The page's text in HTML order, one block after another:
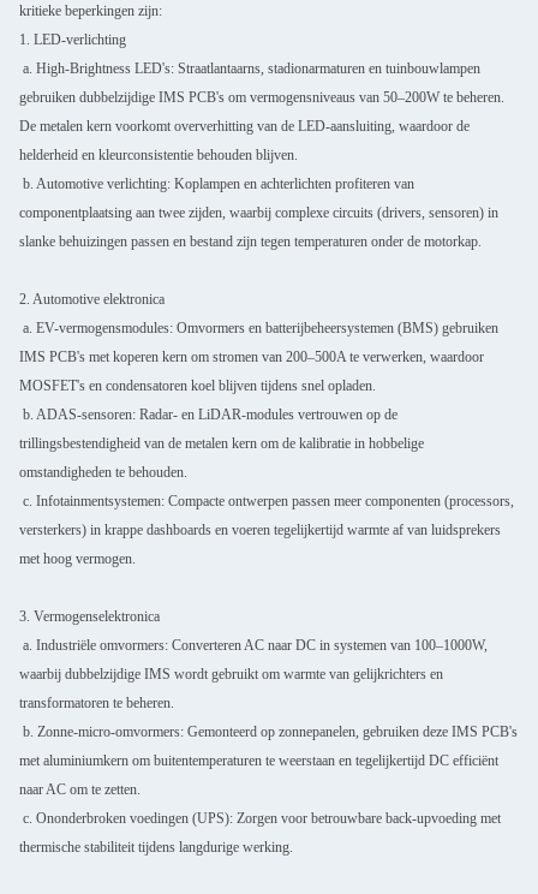
kritieke beperkingen zijn:
1. LED-verlichting
a. High-Brightness LED's: Straatlantaarns, stadionarmaturen en tuinbouwlampen
gebruiken dubbelzijdige IMS PCB's om vermogensniveaus van 50–200W te beheren.
De metalen kern voorkomt oververhitting van de LED-aansluiting, waardoor de
helderheid en kleurconsistentie behouden blijven.
b. Automotive verlichting: Koplampen en achterlichten profiteren van
componentplaatsing aan twee zijden, waarbij complexe circuits (drivers, sensoren) in
slanke behuizingen passen en bestand zijn tegen temperaturen onder de motorkap.
2. Automotive elektronica
a. EV-vermogensmodules: Omvormers en batterijbeheersystemen (BMS) gebruiken
IMS PCB's met koperen kern om stromen van 200–500A te verwerken, waardoor
MOSFET's en condensatoren koel blijven tijdens snel opladen.
b. ADAS-sensoren: Radar- en LiDAR-modules vertrouwen op de
trillingsbestendigheid van de metalen kern om de kalibratie in hobbelige
omstandigheden te behouden.
c. Infotainmentsystemen: Compacte ontwerpen passen meer componenten (processors,
versterkers) in krappe dashboards en voeren tegelijkertijd warmte af van luidsprekers
met hoog vermogen.
3. Vermogenselektronica
a. Industriële omvormers: Converteren AC naar DC in systemen van 100–1000W,
waarbij dubbelzijdige IMS wordt gebruikt om warmte van gelijkrichters en
transformatoren te beheren.
b. Zonne-micro-omvormers: Gemonteerd op zonnepanelen, gebruiken deze IMS PCB's
met aluminiumkern om buitentemperaturen te weerstaan en tegelijkertijd DC efficiënt
naar AC om te zetten.
c. Ononderbroken voedingen (UPS): Zorgen voor betrouwbare back-upvoeding met
thermische stabiliteit tijdens langdurige werking.